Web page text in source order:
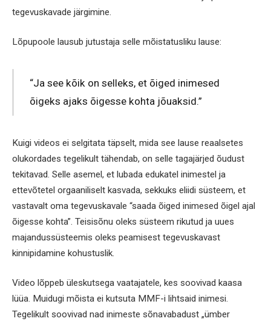
tegevuskavade järgimine.
Lõpupoole lausub jutustaja selle mõistatusliku lause:
“Ja see kõik on selleks, et õiged inimesed
õigeks ajaks õigesse kohta jõuaksid.”
Kuigi videos ei selgitata täpselt, mida see lause reaalsetes
olukordades tegelikult tähendab, on selle tagajärjed õudust
tekitavad. Selle asemel, et lubada edukatel inimestel ja
ettevõtetel orgaaniliselt kasvada, sekkuks eliidi süsteem, et
vastavalt oma tegevuskavale “saada õiged inimesed õigel ajal
õigesse kohta”. Teisisõnu oleks süsteem rikutud ja uues
majandussüsteemis oleks peamisest tegevuskavast
kinnipidamine kohustuslik.
Video lõppeb üleskutsega vaatajatele, kes soovivad kaasa
lüüa. Muidugi mõista ei kutsuta MMF-i lihtsaid inimesi.
Tegelikult soovivad nad inimeste sõnavabadust „ümber